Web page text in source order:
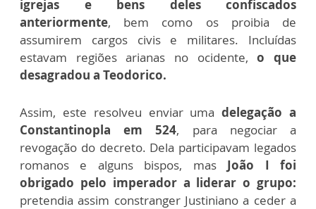
igrejas e bens deles confiscados
anteriormente, bem como os proibia de
assumirem cargos civis e militares. Incluídas
estavam regiões arianas no ocidente,o que
desagradou a Teodorico.
Assim, este resolveu enviar umadelegação a
Constantinopla em 524, para negociar a
revogação do decreto. Dela participavam legados
romanos e alguns bispos, mas João I foi
obrigado pelo imperador a liderar o grupo:
pretendia assim constranger Justiniano a ceder a